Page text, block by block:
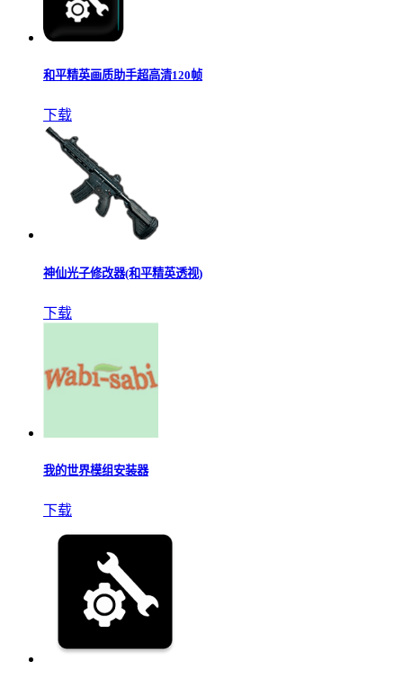
和平精英画质助手超高清120帧
下载
神仙光子修改器(和平精英透视)
下载
我的世界模组安装器
下载